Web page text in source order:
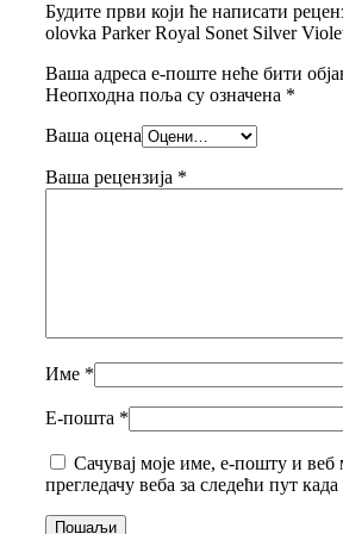
Будите први који ће написати
olovka Parker Royal Sonet Silver
Ваша адреса е-поште неће бити
Неопходна поља су означена *
Ваша оцена
Ваша рецензија *
Име *
Е-пошта *
Сачувај моје име, е-пошту и веб
прегледачу веба за следећи пут